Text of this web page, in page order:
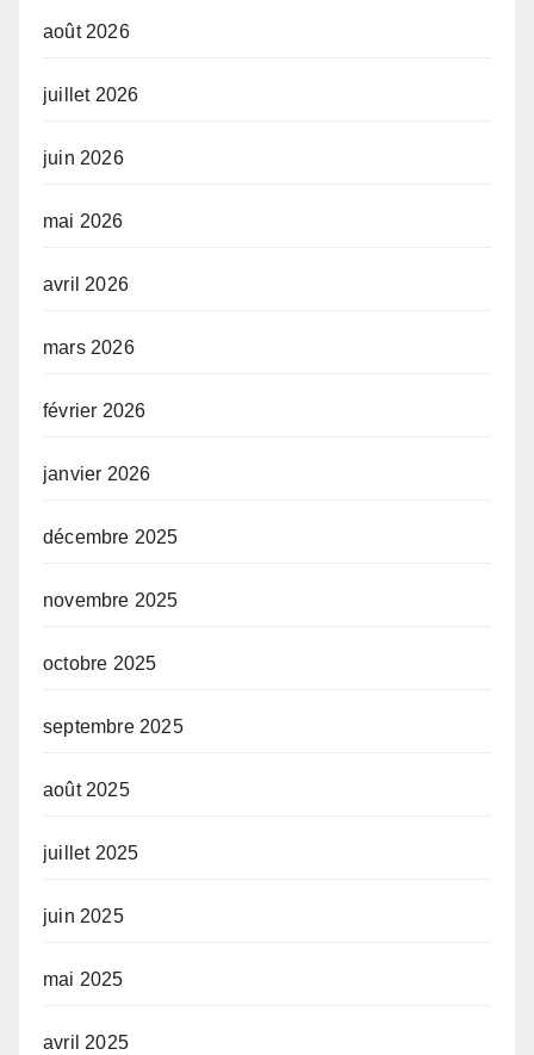
août 2026
juillet 2026
juin 2026
mai 2026
avril 2026
mars 2026
février 2026
janvier 2026
décembre 2025
novembre 2025
octobre 2025
septembre 2025
août 2025
juillet 2025
juin 2025
mai 2025
avril 2025